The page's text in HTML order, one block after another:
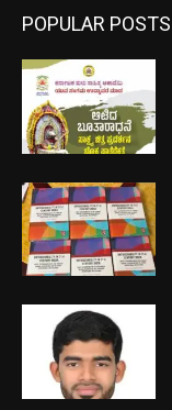
POPULAR POSTS